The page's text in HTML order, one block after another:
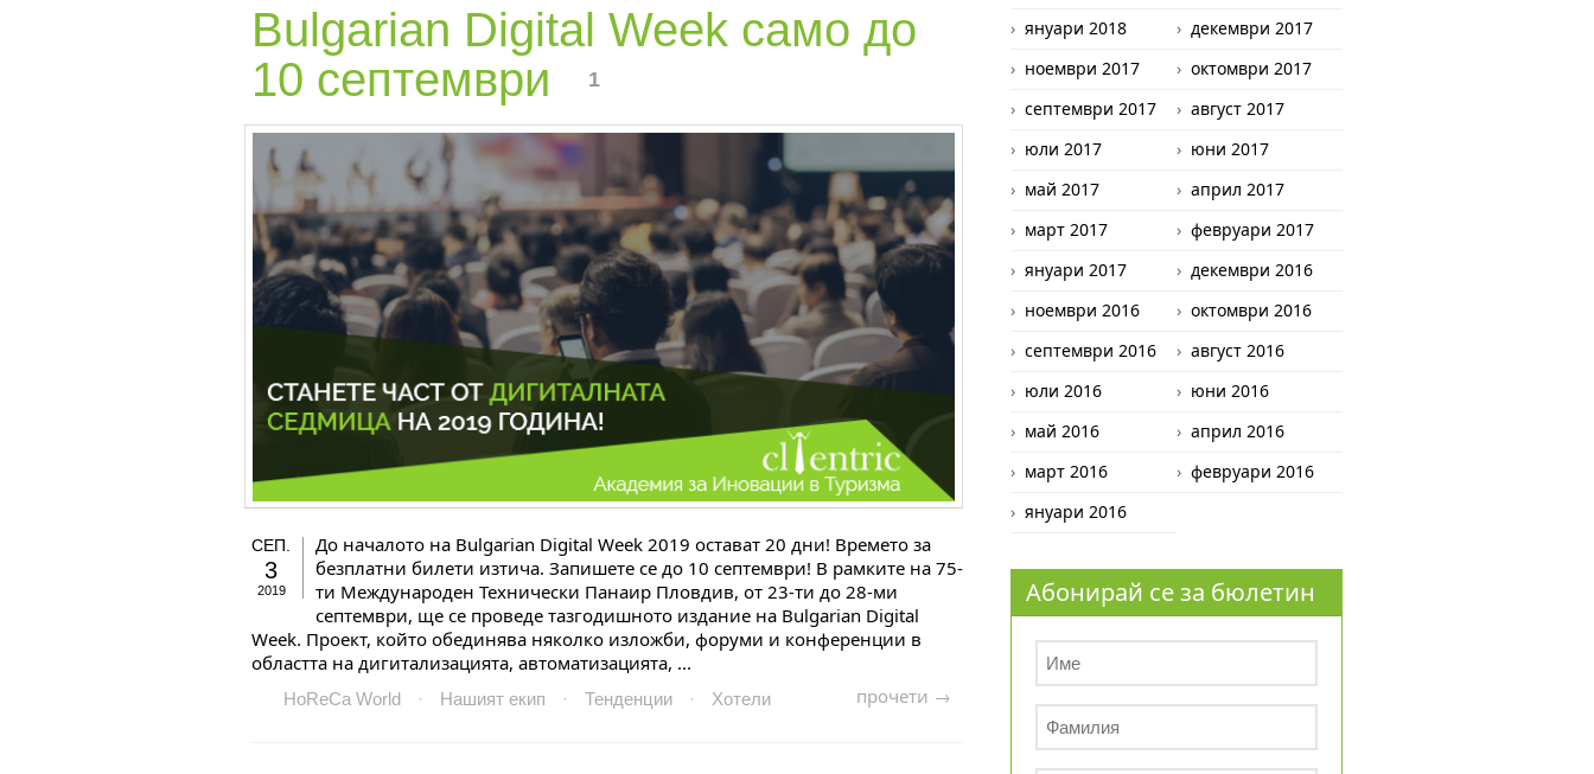
Bulgarian Digital Week само до
10 септември
1
СЕП.
3
2019
До началото на Bulgarian Digital Week 2019 остават 20 дни! Времето за
безплатни билети изтича. Запишeте се до 10 септември! В рамките на 75-
ти Международен Технически Панаир Пловдив, от 23-ти до 28-ми
септември, ще се проведе тазгодишното издание на Bulgarian Digital
Week. Проект, който обединява няколко изложби, форуми и конференции в
областта на дигитализацията, автоматизацията, ...
прочети →
HoReCa World · Нашият екип · Тенденции · Хотели
януари 2018
декември 2017
ноември 2017
октомври 2017
септември 2017
август 2017
юли 2017
юни 2017
май 2017
април 2017
март 2017
февруари 2017
януари 2017
декември 2016
ноември 2016
октомври 2016
септември 2016
август 2016
юли 2016
юни 2016
май 2016
април 2016
март 2016
февруари 2016
януари 2016
Абонирай се за бюлетин